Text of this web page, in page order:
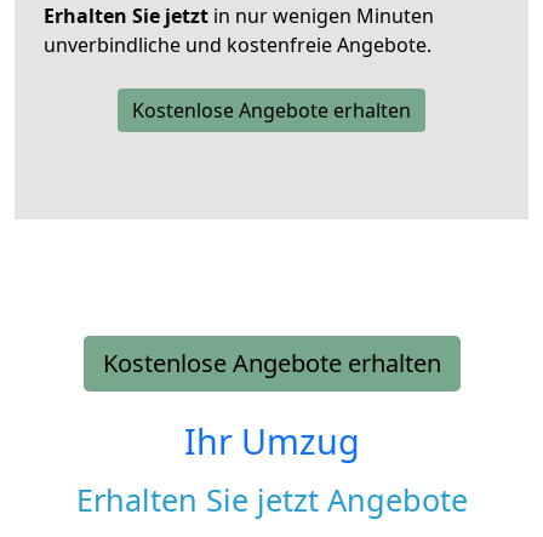
Erhalten Sie jetzt in nur wenigen Minuten
unverbindliche und kostenfreie Angebote.
Kostenlose Angebote erhalten
Kostenlose Angebote erhalten
Ihr Umzug
Erhalten Sie jetzt Angebote